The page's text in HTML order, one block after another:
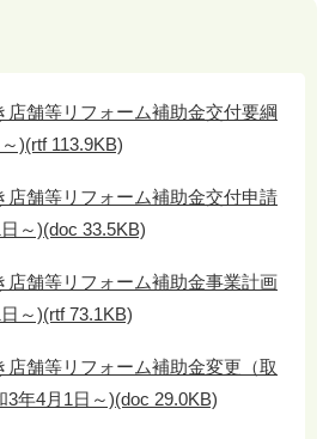
店舗等リフォーム補助金交付要綱
)(rtf 113.9KB)
店舗等リフォーム補助金交付申請
～)(doc 33.5KB)
店舗等リフォーム補助金事業計画
～)(rtf 73.1KB)
店舗等リフォーム補助金変更（取
3年4月1日～)(doc 29.0KB)